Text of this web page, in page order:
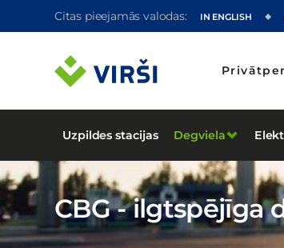
Citas pieejamās valodas: IN ENGLISH
Uzpildes stacijas Degviela
CBG - ilgtspējīga